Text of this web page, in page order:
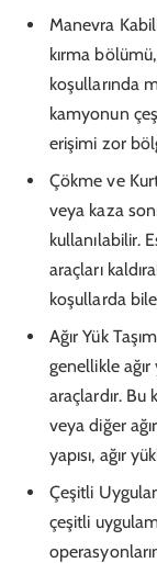
Manevra
kırma
koşullarında
kamyonun
erişimi zor
Çökme ve
veya kaza
kullanılabilir.
araçları
koşullarda
Ağır Yük
genellikle
araçlardır. Bu
veya diğer
yapısı, ağır
Çeşitli
çeşitli